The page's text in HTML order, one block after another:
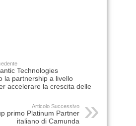
Technologies
la partnership a livello
accelerare la crescita delle
Articolo Successivo
primo Platinum Partner
italiano di Camunda